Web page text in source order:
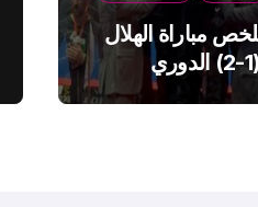
مباراة الهلال
والقادسية (1-2) الدوري